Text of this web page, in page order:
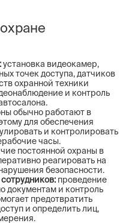
установка видеокамер,
точек доступа, датчиков
охранной техники
и контроль
обычно работают в
для обеспечения
и контролировать
часы.
постоянной охраны в
реагировать на
безопасности.
проведение
документам и контроль
предотвратить
и определить лиц,